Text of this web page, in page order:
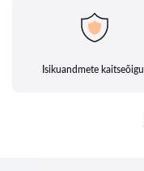
Isikuandmete